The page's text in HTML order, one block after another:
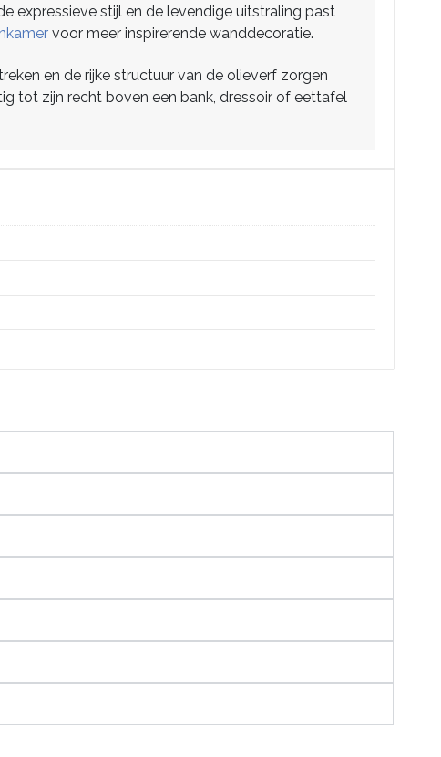
expressieve stijl en de levendige uitstraling past
voor meer inspirerende wanddecoratie.
en de rijke structuur van de olieverf zorgen
tot zijn recht boven een bank, dressoir of eettafel